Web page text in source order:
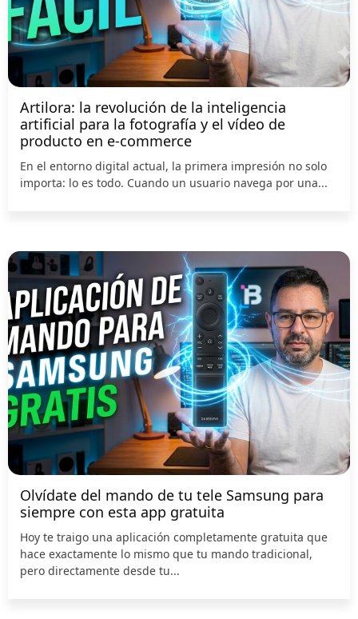
Artilora: la revolución de la inteligencia
artificial para la fotografía y el vídeo de
producto en e-commerce
En el entorno digital actual, la primera impresión no solo
importa: lo es todo. Cuando un usuario navega por una...
Olvídate del mando de tu tele Samsung para
siempre con esta app gratuita
Hoy te traigo una aplicación completamente gratuita que
hace exactamente lo mismo que tu mando tradicional,
pero directamente desde tu...